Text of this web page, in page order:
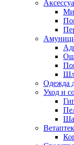
Одежда
Уход и